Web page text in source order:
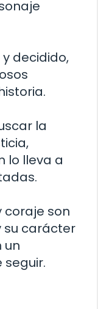
decidido,
la
lo lleva a
coraje son
su carácter
un